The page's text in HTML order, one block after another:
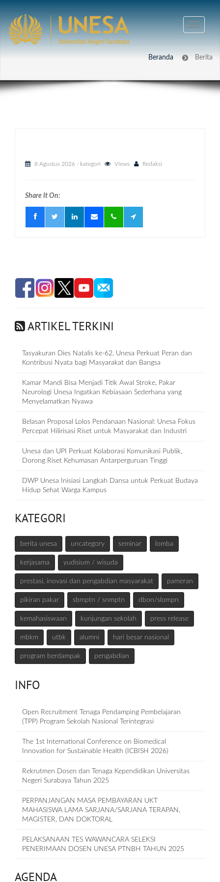
Beranda Berita
8 Agustus 2026 - kategori Views Redaksi
Share It On:
ARTIKEL TERKINI
Tasyakuran Dies Natalis ke-62, Unesa Perkuat Peran dan
Kontribusi Nyata bagi Masyarakat dan Bangsa
Kamar Mandi Bisa Menjadi Titik Awal Stroke, Pakar
Neurologi Unesa Ingatkan Kebiasaan Sederhana yang
Menyelamatkan Nyawa
Belasan Proposal Lolos Pendanaan Nasional: Unesa Fokus
Percepat Hilirisasi Riset untuk Masyarakat dan Industri
Unesa dan UPI Perkuat Kolaborasi Komunikasi Publik,
Dorong Riset Kehumasan Antarperguruan Tinggi
DWP Unesa Inisiasi Langkah Dansa untuk Perkuat Budaya
Hidup Sehat Warga Kampus
KATEGORI
berita unesa uncategory seminar lomba
kerjasama yudisium / wisuda
prestasi, inovasi dan pengabdian masyarakat pameran
pikiran pakar sbmptn / snmptn dbon/slompn
kemahasiswaan kunjungan sekolah press release
mbkm utbk alumni hari besar nasional
program berdampak pengabdian
INFO
Open Recruitment Tenaga Pendamping Pembelajaran
(TPP) Program Sekolah Nasional Terintegrasi
The 1st International Conference on Biomedical
Innovation for Sustainable Health (ICBISH 2026)
Rekrutmen Dosen dan Tenaga Kependidikan Universitas
Negeri Surabaya Tahun 2025
PERPANJANGAN MASA PEMBAYARAN UKT
MAHASISWA LAMA SARJANA/SARJANA TERAPAN,
MAGISTER, DAN DOKTORAL
PELAKSANAAN TES WAWANCARA SELEKSI
PENERIMAAN DOSEN UNESA PTNBH TAHUN 2025
AGENDA